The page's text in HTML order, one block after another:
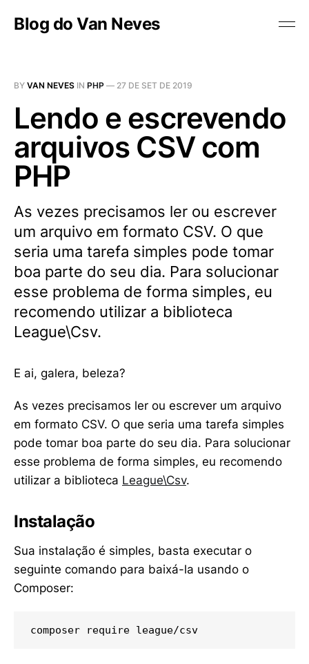
Blog do Van Neves
BY VAN NEVES IN PHP — 27 DE SET DE 2019
Lendo e escrevendo
arquivos CSV com
PHP
As vezes precisamos ler ou escrever
um arquivo em formato CSV. O que
seria uma tarefa simples pode tomar
boa parte do seu dia. Para solucionar
esse problema de forma simples, eu
recomendo utilizar a biblioteca
League\Csv.
E ai, galera, beleza?
As vezes precisamos ler ou escrever um arquivo
em formato CSV. O que seria uma tarefa simples
pode tomar boa parte do seu dia. Para solucionar
esse problema de forma simples, eu recomendo
utilizar a biblioteca League\Csv.
Instalação
Sua instalação é simples, basta executar o
seguinte comando para baixá-la usando o
Composer:
composer require league/csv